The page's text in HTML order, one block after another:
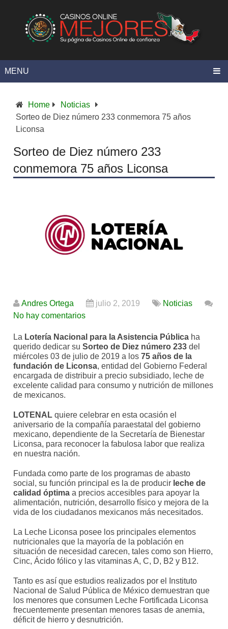
MENU
Home
Noticias
Sorteo de Diez número 233 conmemora 75 años
Liconsa
Sorteo de Diez número 233
conmemora 75 años Liconsa
Andres Ortega julio 2, 2019
Noticias
No hay comentarios
La Lotería Nacional para la Asistencia Pública ha
querido dedicar suSorteo de Diez número 233 del
miércoles 03 de julio de 2019 a los75 años de la
fundación de Liconsa, entidad del Gobierno Federal
encargada de distribuir a precio subsidiado, leche de
excelente calidad para consumo y nutrición de millones
de mexicanos.
LOTENALquiere celebrar en esta ocasión el
aniversario de la compañía paraestatal del gobierno
mexicano, dependiente de la Secretaría de Bienestar
Liconsa, para reconocer la fabulosa labor que realiza
en nuestra nación.
Fundada como parte de los programas de abasto
social, su función principal es la de producir leche de
calidad óptima a precios accesibles para apoyar la
alimentación, nutrición, desarrollo físico y mejora de la
vida de los ciudadanos mexicanos más necesitados.
La Leche Liconsa posee los principales elementos
nutricionales que la mayoría de la población en
situación de necesidad carecen, tales como son Hierro,
Cinc, Ácido fólico y las vitaminas A, C, D, B2 y B12.
Tanto es así que estudios realizados por el Instituto
Nacional de Salud Pública de México demuestran que
los menores que consumen Leche Fortificada Liconsa
frecuentemente presentan menores tasas de anemia,
déficit de hierro y desnutrición.